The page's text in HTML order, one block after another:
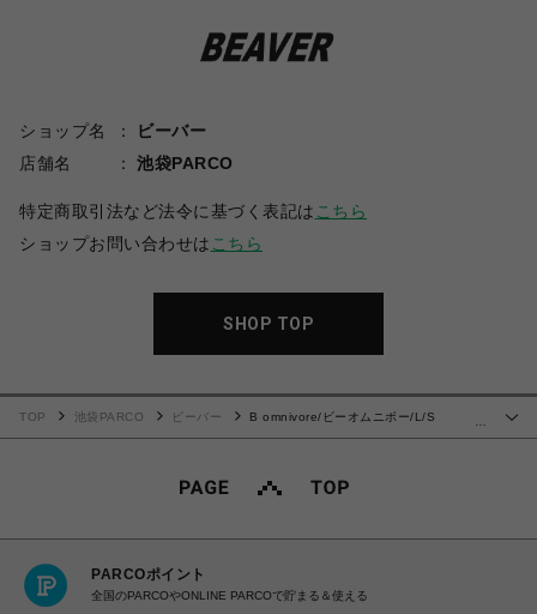
ショップ名
ビーバー
店舗名
池袋PARCO
特定商取引法など法令に基づく表記は こちら
ショップお問い合わせは こちら
SHOP TOP
TOP 池袋PARCO ビーバー
B omnivore/ビーオムニボー/L/S
PARCOポイント
全国のPARCOやONLINE PARCOで貯まる＆使える